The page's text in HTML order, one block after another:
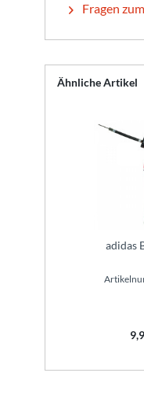
Fragen
Ähnliche Artikel
adidas